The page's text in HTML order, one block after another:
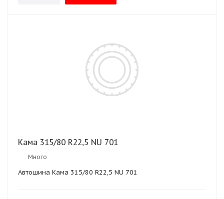
Кама 315/80 R22,5 NU 701
Много
Автошина Кама 315/80 R22,5 NU 701